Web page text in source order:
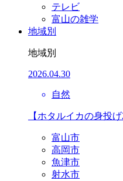
テレビ
富山の雑学
地域別
地域別
2026.04.30
自然
【ホタルイカの身投
富山市
高岡市
魚津市
射水市